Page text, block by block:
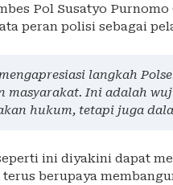
Pol Susatyo
peran polisi sebagai
langkah
masyarakat. Ini adalah
hukum, tetapi juga
ini diyakini dapat
terus berupaya